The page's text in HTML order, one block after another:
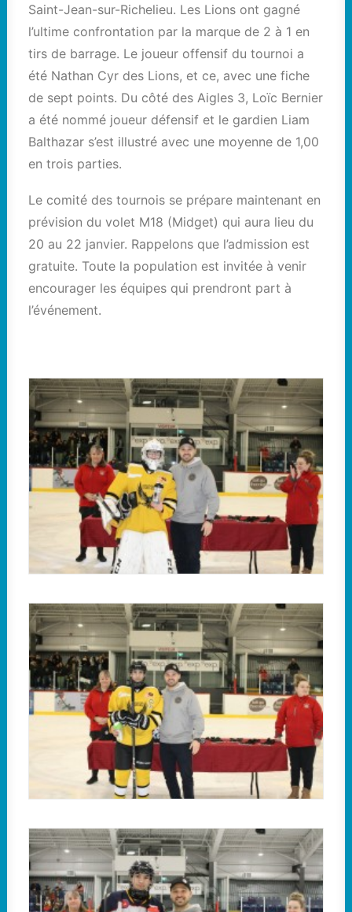
Saint-Jean-sur-Richelieu. Les Lions ont gagné
l’ultime confrontation par la marque de 2 à 1 en
tirs de barrage. Le joueur offensif du tournoi a
été Nathan Cyr des Lions, et ce, avec une fiche
de sept points. Du côté des Aigles 3, Loïc Bernier
a été nommé joueur défensif et le gardien Liam
Balthazar s’est illustré avec une moyenne de 1,00
en trois parties.
Le comité des tournois se prépare maintenant en
prévision du volet M18 (Midget) qui aura lieu du
20 au 22 janvier. Rappelons que l’admission est
gratuite. Toute la population est invitée à venir
encourager les équipes qui prendront part à
l’événement.
Classe B : William Hébert des Condors a obtenu le
titre du meilleur gardien, et ce, avec une fiche de
1,33 en trois matchs.
Classe B : Ayant terminé le tournoi avec une récolte
de 13 points, Gianni D’Alessandro des Condors a
été nommé joueur offensif.